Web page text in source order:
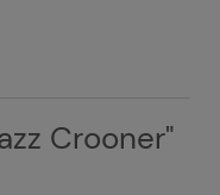
Crooner"